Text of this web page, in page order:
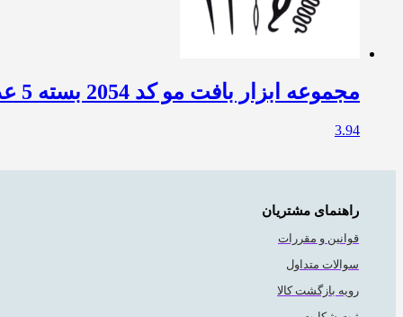
مجموعه ابزار بافت مو کد 2054 بسته 5 عددی
3.94
راهنمای مشتریان
قوانین و مقررات
سوالات متداول
رویه بازگشت کالا